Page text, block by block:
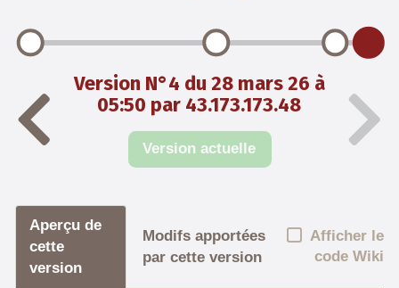
Version N°4 du 28 mars 26 à
05:50 par 43.173.173.48
Version actuelle
Aperçu de
cette
version
Modifs apportées
par cette version
Afficher le
code Wiki